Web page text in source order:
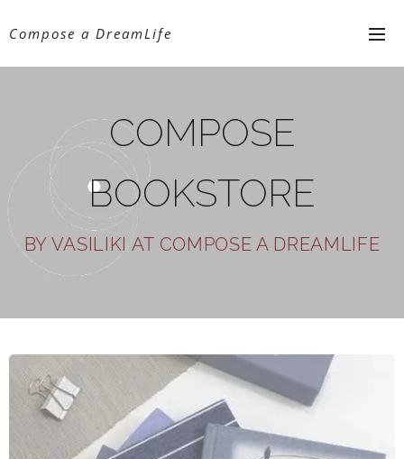
Compose a DreamLife
COMPOSE
BOOKSTORE
BY VASILIKI AT COMPOSE A DREAMLIFE